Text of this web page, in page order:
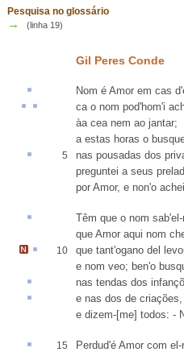
Pesquisa no glossário
→ (linha 19)
Gil Peres Conde
Nom é Amor em cas
cao nom pod'hom'i
àa cea nem ao jantar;
a estas horas o
5 nas pousadas dos
preguntei a seus
por Amor, e non'o
Têm que o nom
que Amor aqui nom
10 que tant'ogano del
e nom veo; ben'o
nas tendas dos
e nas dos de criações,
e dizem-[me] todos: -
15 Perdud'é Amor com el-